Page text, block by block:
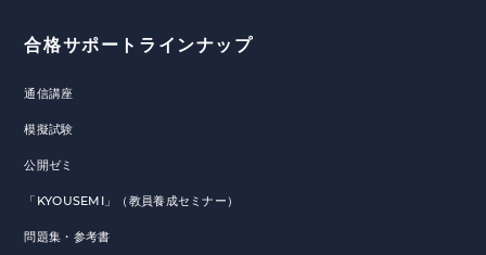
合格サポートラインナップ
通信講座
模擬試験
公開ゼミ
「KYOUSEMI」（教員養成セミナー）
問題集・参考書